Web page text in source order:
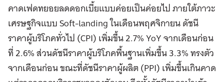
คาดเฟดทยอยลดดอกเบี้ยแบบค่อยเป็นค่อยไป ภายใต้ภาวะ
เศรษฐกิจแบบ Soft-landing ในเดือนพฤศจิกายน ดัชนี
ราคาผู้บริโภคทั่วไป (CPI) เพิ่มขึ้น 2.7% YoY จากเดือนก่อน
ที่ 2.6% ส่วนดัชนีราคาผู้บริโภคพื้นฐานเพิ่มขึ้น 3.3% ทรงตัว
จากเดือนก่อน ขณะที่ดัชนีราคาผู้ผลิต (PPI) เพิ่มขึ้นเกินคาด